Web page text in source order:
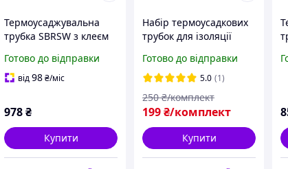
Термоусаджувальна
трубка SBRSW з клеєм
(1.22 м)
Готово до відправки
від98₴/міс
978₴
Купити
Набір термоусадкових
трубок для ізоляції
розмірів, чорні (1,5 13
мм)
Готово до відправки
5.0 (1)
199₴/комплект
250 ₴/комплект
Купити